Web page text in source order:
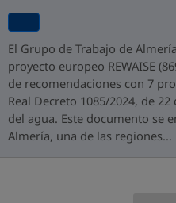
El Grupo de Trabajo de
proyecto europeo REWAISE
de recomendaciones con 7
Real Decreto 1085/2024, de
del agua. Este documento se
Almería, una de las regiones...